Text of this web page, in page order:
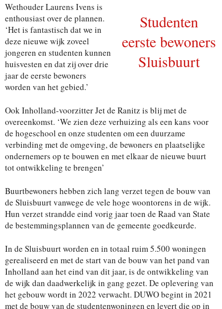
Studenten
eerste bewoners
Sluisbuurt
Wethouder Laurens Ivens is
enthousiast over de plannen.
‘Het is fantastisch dat we in
deze nieuwe wijk zoveel
jongeren en studenten kunnen
huisvesten en dat zij over drie
jaar de eerste bewoners
worden van het gebied.’
Ook Inholland-voorzitter Jet de Ranitz is blij met de
overeenkomst. ‘We zien deze verhuizing als een kans voor
de hogeschool en onze studenten om een duurzame
verbinding met de omgeving, de bewoners en plaatselijke
ondernemers op te bouwen en met elkaar de nieuwe buurt
tot ontwikkeling te brengen’
Buurtbewoners hebben zich lang verzet tegen de bouw van
de Sluisbuurt vanwege de vele hoge woontorens in de wijk.
Hun verzet strandde eind vorig jaar toen de Raad van State
de bestemmingsplannen van de gemeente goedkeurde.
In de Sluisbuurt worden en in totaal ruim 5.500 woningen
gerealiseerd en met de start van de bouw van het pand van
Inholland aan het eind van dit jaar, is de ontwikkeling van
de wijk dan daadwerkelijk in gang gezet. De oplevering van
het gebouw wordt in 2022 verwacht. DUWO begint in 2021
met de bouw van de studentenwoningen en levert die op in